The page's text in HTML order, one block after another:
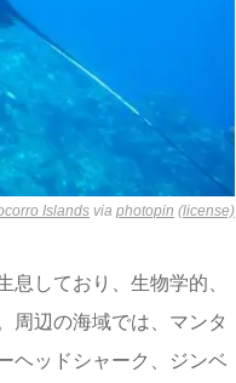
Islands via photopin (license)
しており、生物学的、
周辺の海域では、マンタ
ヘッドシャーク、ジンベ